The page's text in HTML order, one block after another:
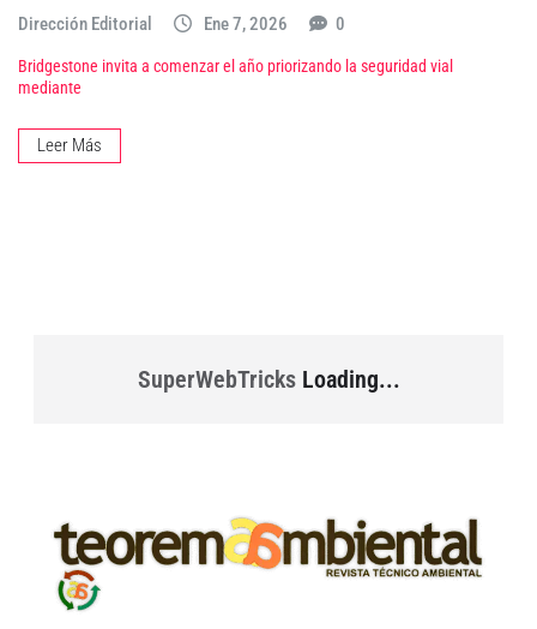
Dirección Editorial Ene 7, 2026 0
Bridgestone invita a comenzar el año priorizando la seguridad vial
mediante
Leer Más
SuperWebTricksLoading...